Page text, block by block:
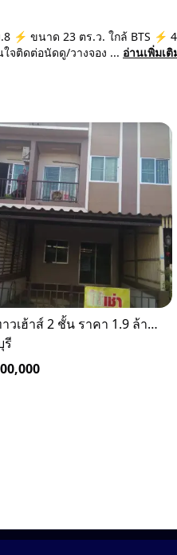
⚡ ขนาด 23 ตร.ว. ใกล้ BTS ⚡
จติดต่อนัดดู/วางจอง ... อ่านเพิ่มเติ
ขายทาวเฮ้าส์ 2 ชั้น ราคา 1.9 ล้านบาท ที่อยู่ ศรีราชา ชลบุรี
รี